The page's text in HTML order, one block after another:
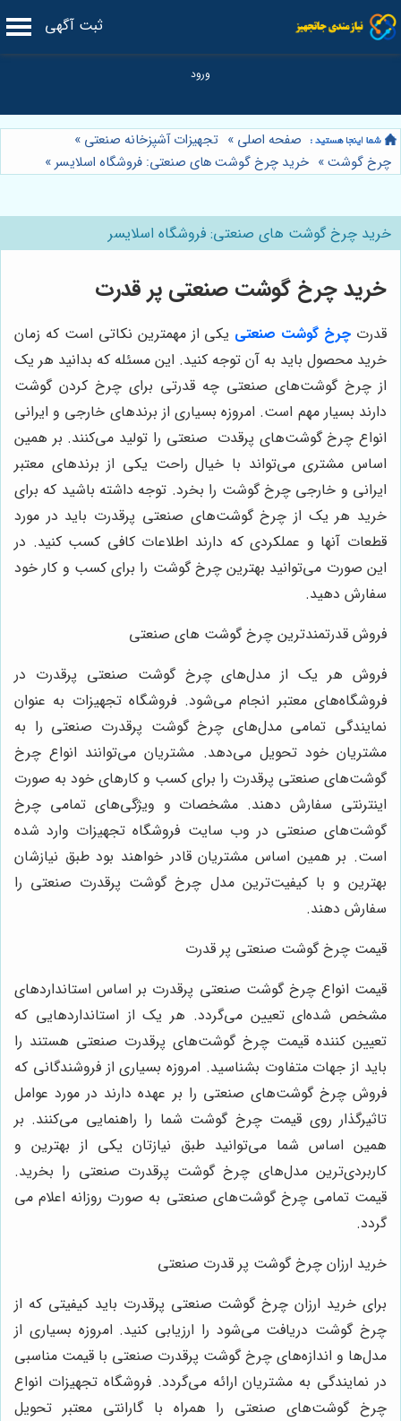
ثبت آگهی
صفحه اصلی » تجهیزات آشپزخانه صنعتی »
چرخ گوشت» خرید چرخ گوشت های صنعتی: فروشگاه اسلایسر»
خرید چرخ گوشت های صنعتی: فروشگاه اسلایسر
خرید چرخ گوشت صنعتی پر قدرت
قدرت چرخ گوشت صنعتی یکی از مهمترین نکاتی است که زمان
خرید محصول باید به آن توجه کنید. این مسئله که بدانید هر یک
از چرخ گوشت‌های صنعتی چه قدرتی برای چرخ کردن گوشت
دارند بسیار مهم است. امروزه بسیاری از برندهای خارجی و ایرانی
انواع چرخ گوشت‌های پرقدت صنعتی را تولید می‌کنند. بر همین
اساس مشتری می‌تواند با خیال راحت یکی از برندهای معتبر
ایرانی و خارجی چرخ گوشت را بخرد. توجه داشته باشید که برای
خرید هر یک از چرخ گوشت‌های صنعتی پرقدرت باید در مورد
قطعات آنها و عملکردی که دارند اطلاعات کافی کسب کنید. در
این صورت می‌توانید بهترین چرخ گوشت را برای کسب و کار خود
سفارش دهید.
فروش قدرتمندترین چرخ گوشت های صنعتی
فروش هر یک از مدل‌های چرخ گوشت صنعتی پرقدرت در
فروشگاه‌های معتبر انجام می‌شود. فروشگاه تجهیزات به عنوان
نمایندگی تمامی مدل‌های چرخ گوشت پرقدرت صنعتی را به
مشتریان خود تحویل می‌دهد. مشتریان می‌توانند انواع چرخ
گوشت‌های صنعتی پرقدرت را برای کسب و کارهای خود به صورت
اینترنتی سفارش دهند. مشخصات و ویژگی‌های تمامی چرخ
گوشت‌های صنعتی در وب سایت فروشگاه تجهیزات وارد شده
است. بر همین اساس مشتریان قادر خواهند بود طبق نیازشان
بهترین و با کیفیت‌ترین مدل چرخ گوشت پرقدرت صنعتی را
سفارش دهند.
قیمت چرخ گوشت صنعتی پر قدرت
قیمت انواع چرخ گوشت صنعتی پرقدرت بر اساس استانداردهای
مشخص شده‌ای تعیین می‌گردد. هر یک از استانداردهایی که
تعیین کننده قیمت چرخ گوشت‌های پرقدرت صنعتی هستند را
باید از جهات متفاوت بشناسید. امروزه بسیاری از فروشندگانی که
فروش چرخ گوشت‌های صنعتی را بر عهده دارند در مورد عوامل
تاثیرگذار روی قیمت چرخ گوشت شما را راهنمایی می‌کنند. بر
همین اساس شما می‌توانید طبق نیازتان یکی از بهترین و
کاربردی‌ترین مدل‌های چرخ گوشت پرقدرت صنعتی را بخرید.
قیمت تمامی چرخ گوشت‌های صنعتی به صورت روزانه اعلام می
گردد.
خرید ارزان چرخ گوشت پر قدرت صنعتی
برای خرید ارزان چرخ گوشت صنعتی پرقدرت باید کیفیتی که از
چرخ گوشت دریافت می‌شود را ارزیابی کنید. امروزه بسیاری از
مدل‌ها و اندازه‌های چرخ گوشت پرقدرت صنعتی با قیمت مناسبی
در نمایندگی به مشتریان ارائه می‌گردد. فروشگاه تجهیزات انواع
چرخ گوشت‌های صنعتی را همراه با گارانتی معتبر تحویل